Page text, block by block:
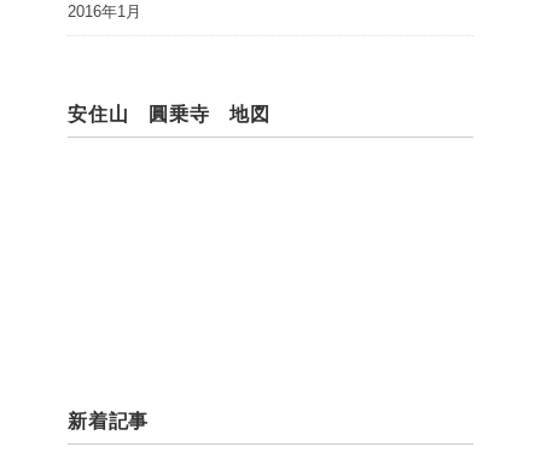
2016年1月
安住山 圓乗寺 地図
新着記事